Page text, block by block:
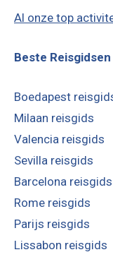
Al onze top
Beste Reisgidsen
Boedapest
Milaan reisgids
Valencia reisgids
Sevilla reisgids
Barcelona reisgids
Rome reisgids
Parijs reisgids
Lissabon reisgids